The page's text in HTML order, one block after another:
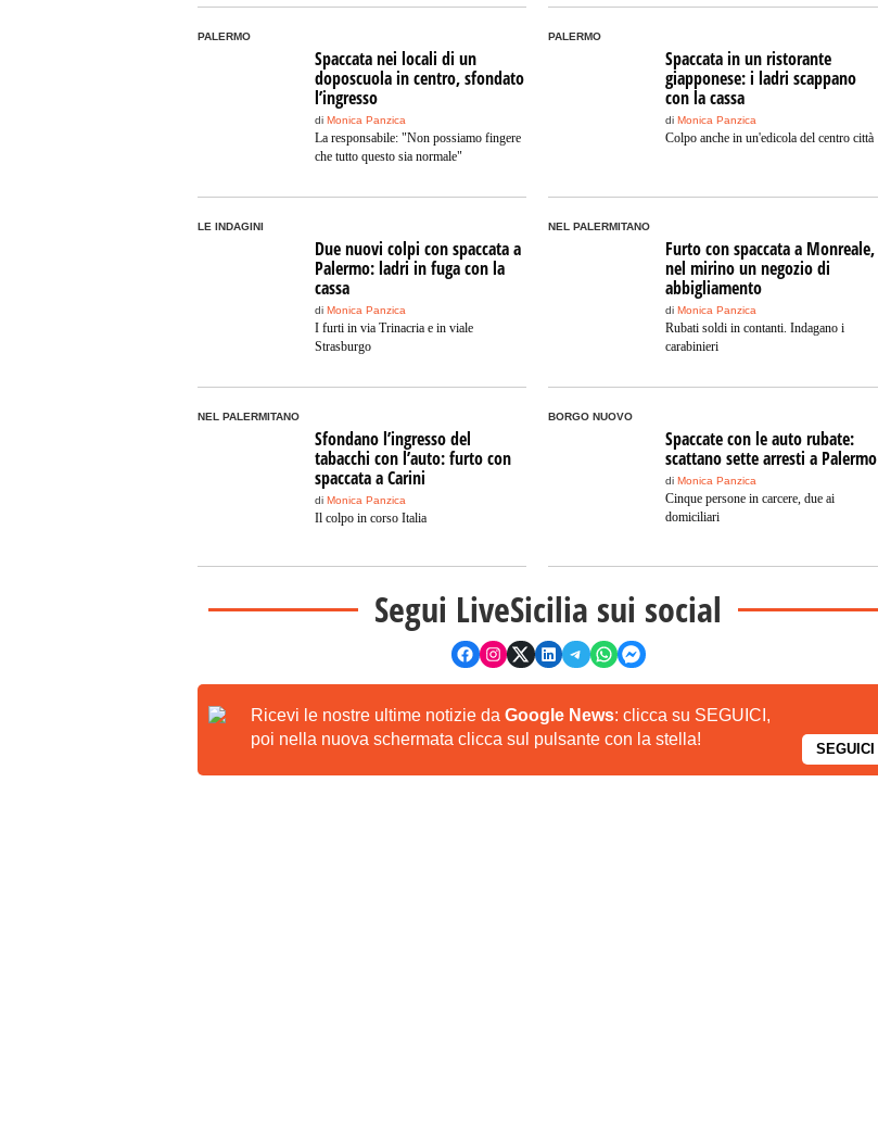
PALERMO
Spaccata nei locali di un
doposcuola in centro, sfondato
l’ingresso
di Monica Panzica
La responsabile: "Non possiamo fingere
che tutto questo sia normale"
PALERMO
Spaccata in un ristorante
giapponese: i ladri scappano
con la cassa
diMonica Panzica
Colpo anche in un'edicola del centro città
LE INDAGINI
Due nuovi colpi con spaccata a
Palermo: ladri in fuga con la
cassa
di Monica Panzica
I furti in via Trinacria e in viale
Strasburgo
NEL PALERMITANO
Furto con spaccata a Monreale,
nel mirino un negozio di
abbigliamento
diMonica Panzica
Rubati soldi in contanti. Indagano i
carabinieri
NEL PALERMITANO
Sfondano l’ingresso del
tabacchi con l’auto: furto con
spaccata a Carini
di Monica Panzica
Il colpo in corso Italia
BORGO NUOVO
Spaccate con le auto rubate:
scattano sette arresti a Palermo
diMonica Panzica
Cinque persone in carcere, due ai
domiciliari
Segui LiveSicilia sui social
Ricevi le nostre ultime notizie da Google News: clicca su SEGUICI,
poi nella nuova schermata clicca sul pulsante con la stella!
SEGUICI